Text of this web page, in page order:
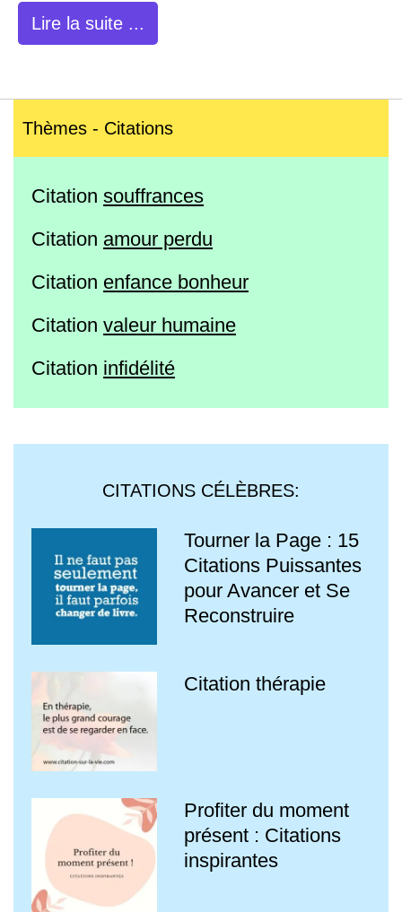
Lire la suite ...
Thèmes - Citations
Citation souffrances
Citation amour perdu
Citation enfance bonheur
Citation valeur humaine
Citation infidélité
CITATIONS CÉLÈBRES:
Tourner la Page : 15
Citations Puissantes
pour Avancer et Se
Reconstruire
Citation thérapie
Profiter du moment
présent : Citations
inspirantes